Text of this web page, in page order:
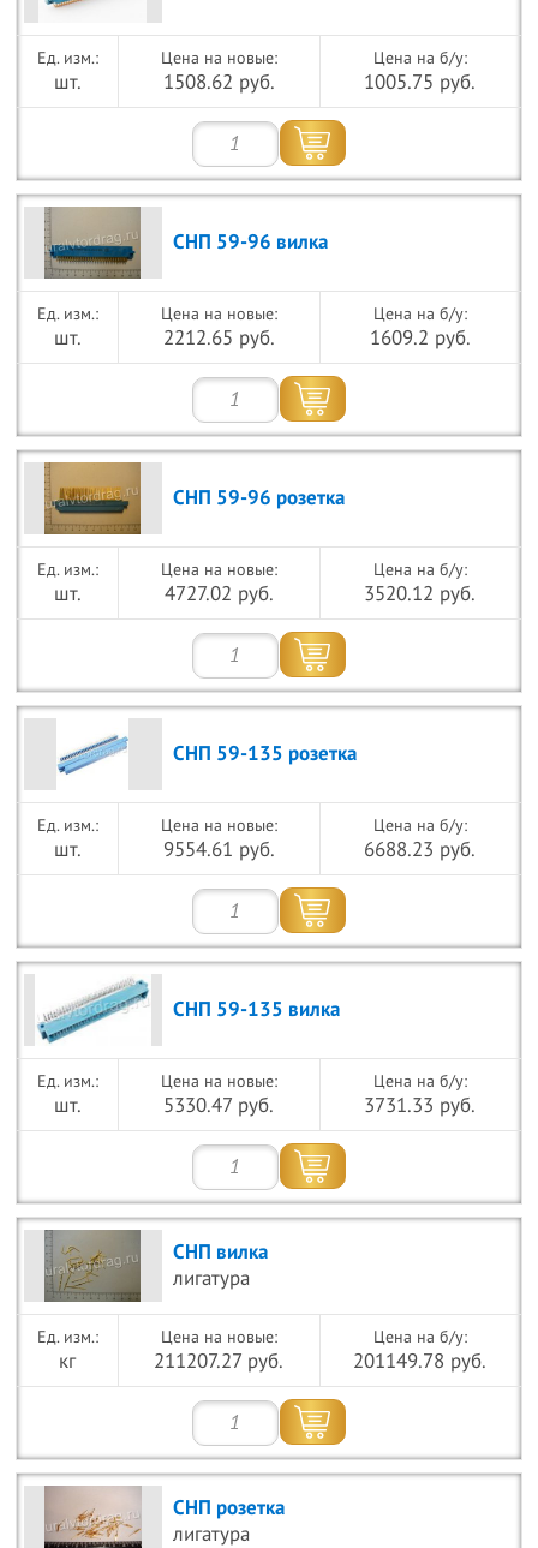
шт.
Цена на новые:
1508.62 руб.
Цена на б/у:
1005.75 руб.
СНП 59-96 вилка
шт.
Цена на новые:
2212.65 руб.
Цена на б/у:
1609.2 руб.
СНП 59-96 розетка
шт.
Цена на новые:
4727.02 руб.
Цена на б/у:
3520.12 руб.
СНП 59-135 розетка
шт.
Цена на новые:
9554.61 руб.
Цена на б/у:
6688.23 руб.
СНП 59-135 вилка
шт.
Цена на новые:
5330.47 руб.
Цена на б/у:
3731.33 руб.
СНП вилка
лигатура
кг
Цена на новые:
211207.27 руб.
Цена на б/у:
201149.78 руб.
СНП розетка
лигатура